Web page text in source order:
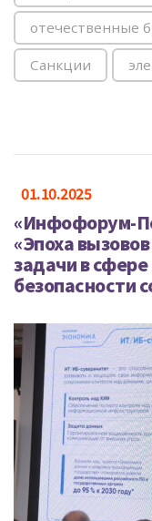
отечественные
Санкции
01.10.2025
«Инфофорум-
«Эпоха
задачи в
безопасности